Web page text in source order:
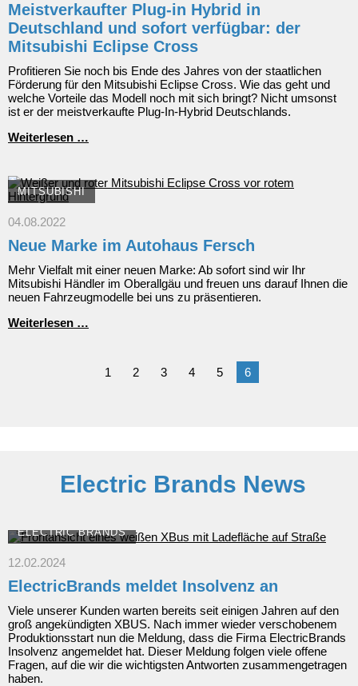
Meistverkaufter Plug-in Hybrid in
Deutschland und sofort verfügbar: der
Mitsubishi Eclipse Cross
Profitieren Sie noch bis Ende des Jahres von der staatlichen
Förderung für den Mitsubishi Eclipse Cross. Wie das geht und
welche Vorteile das Modell noch mit sich bringt? Nicht umsonst
ist er der meistverkaufte Plug-In-Hybrid Deutschlands.
Weiterlesen …
Hybrid
in
Deutschland
verfügbar:
Mitsubishi
Eclipse
Cross
MITSUBISHI
04.08.2022
Neue Marke im Autohaus Fersch
Mehr Vielfalt mit einer neuen Marke: Ab sofort sind wir Ihr
Mitsubishi Händler im Oberallgäu und freuen uns darauf Ihnen die
neuen Fahrzeugmodelle bei uns zu präsentieren.
Weiterlesen …
Fersch
1 2 3 4 5 6
Electric Brands News
ELECTRIC BRANDS
12.02.2024
ElectricBrands meldet Insolvenz an
Viele unserer Kunden warten bereits seit einigen Jahren auf den
groß angekündigten XBUS. Nach immer wieder verschobenem
Produktionsstart nun die Meldung, dass die Firma ElectricBrands
Insolvenz angemeldet hat. Dieser Meldung folgen viele offene
Fragen, auf die wir die wichtigsten Antworten zusammengetragen
haben.